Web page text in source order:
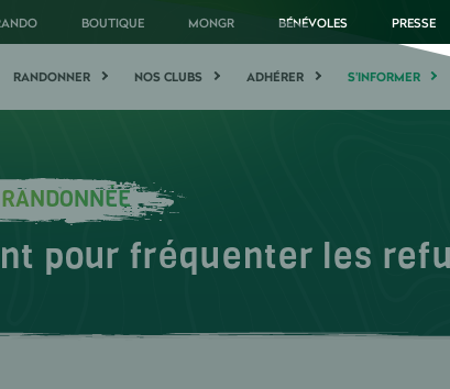
BOUTIQUE MONGR BÉNÉVOLES PRESSE
RANDONNER NOS CLUBS ADHÉRER S'INFORMER
pour fréquenter les